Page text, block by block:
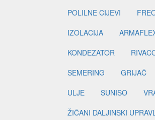
POLILNE CIJEVI
IZOLACIJA
KONDEZATOR
SEMERING
GRIJAČ
ULJE
SUNISO
ŽIČANI DALJINSKI